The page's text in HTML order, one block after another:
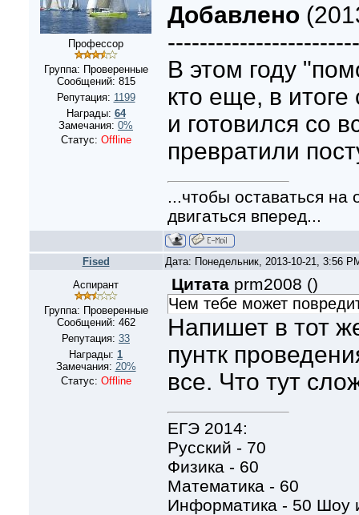
Профессор
Группа: Проверенные
Сообщений: 815
Репутация: 1199
Награды: 64
Замечания: 0%
Статус: Offline
Добавлено
В этом году
кто еще, в итоге
и готовился со
превратили
...чтобы оставаться
двигаться вперед...
Fised
Дата: Понедельник, 2013-10-21, 3:56
Аспирант
Группа: Проверенные
Сообщений: 462
Репутация: 33
Награды: 1
Замечания: 20%
Статус: Offline
Цитата prm2008 ()
Чем тебе может
Напишет в тот
пунтк
все. Что тут
ЕГЭ 2014:
Русский - 70
Физика - 60
Математика - 60
Информатика - 50 Шоу